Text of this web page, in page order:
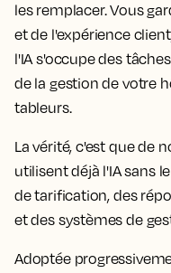
les remplacer. Vous
et de l'expérience
l'IA s'occupe des
de la gestion de votre
tableurs.
La vérité, c'est que de
utilisent déjà l'IA sans
de tarification, des
et des systèmes de
Adoptée